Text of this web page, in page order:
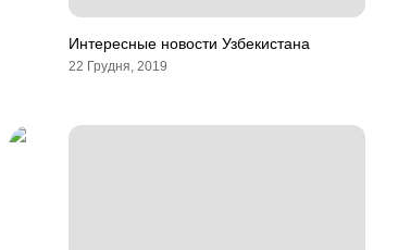
Интересные новости Узбекистана
22 Грудня, 2019